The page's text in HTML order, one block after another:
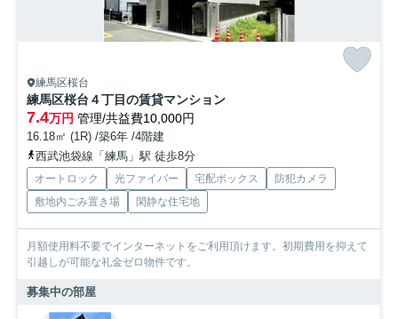
練馬区桜台
練馬区桜台４丁目の賃貸マンション
7.4万円 管理/共益費10,000円
16.18㎡ (1R) /築6年 /4階建
西武池袋線「練馬」駅 徒歩8分
オートロック 光ファイバー 宅配ボックス
防犯カメラ
敷地内ごみ置き場
閑静な住宅地
月額使用料不要でインターネットをご利用頂けます。初期費用を抑えて
引越しが可能な礼金ゼロ物件です。
募集中の部屋